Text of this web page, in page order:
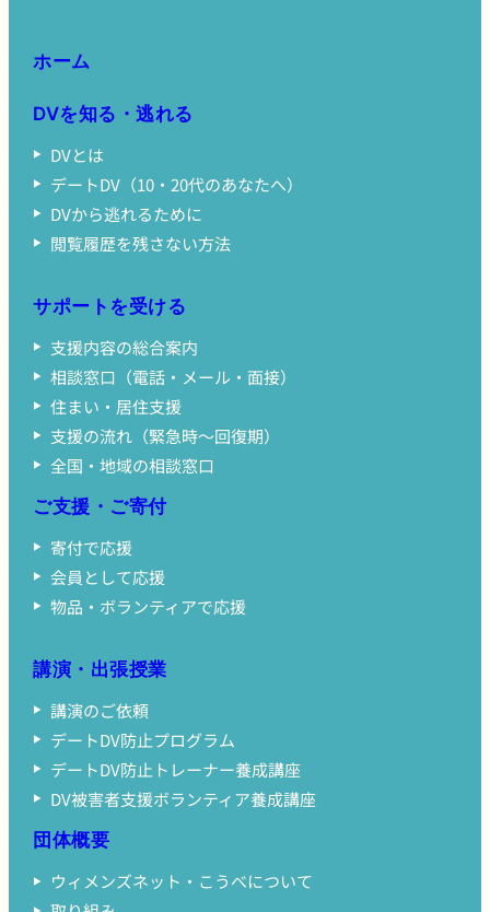
ホーム
DVを知る・逃れる
DVとは
デートDV（10・20代のあなたへ）
DVから逃れるために
閲覧履歴を残さない方法
サポートを受ける
支援内容の総合案内
相談窓口（電話・メール・面接）
住まい・居住支援
支援の流れ（緊急時〜回復期）
全国・地域の相談窓口
ご支援・ご寄付
寄付で応援
会員として応援
物品・ボランティアで応援
講演・出張授業
講演のご依頼
デートDV防止プログラム
デートDV防止トレーナー養成講座
DV被害者支援ボランティア養成講座
団体概要
ウィメンズネット・こうべについて